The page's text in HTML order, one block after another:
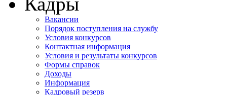
Вакансии
Порядок поступления на службу
Условия конкурсов
Контактная информация
Условия и результаты конкурсов
Формы справок
Доходы
Информация
Кадровый резерв